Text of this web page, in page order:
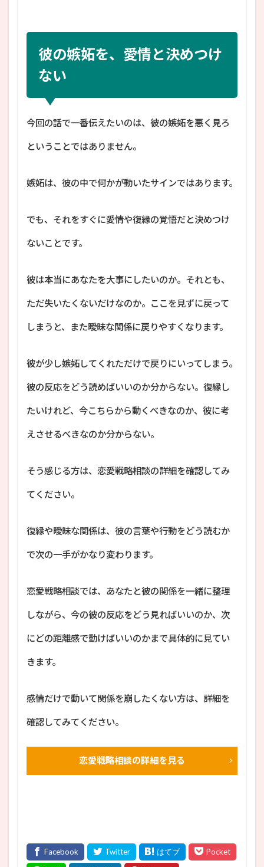
彼の嫉妬を、愛情と決めつけ
ない
今回の話で一番伝えたいのは、彼の嫉妬を悪く見ろ
ということではありません。
嫉妬は、彼の中で何かが動いたサインではあります。
でも、それをすぐに愛情や復縁の覚悟だと決めつけ
ないことです。
彼は本当にあなたを大事にしたいのか。それとも、
ただ失いたくないだけなのか。ここを見ずに戻って
しまうと、また曖昧な関係に戻りやすくなります。
彼が少し嫉妬してくれただけで戻りにいってしまう。
彼の反応をどう読めばいいのか分からない。復縁し
たいけれど、今こちらから動くべきなのか、彼に考
えさせるべきなのか分からない。
そう感じる方は、恋愛戦略相談の詳細を確認してみ
てください。
復縁や曖昧な関係は、彼の言葉や行動をどう読むか
で次の一手がかなり変わります。
恋愛戦略相談では、あなたと彼の関係を一緒に整理
しながら、今の彼の反応をどう見ればいいのか、次
にどの距離感で動けばいいのかまで具体的に見てい
きます。
感情だけで動いて関係を崩したくない方は、詳細を
確認してみてください。
恋愛戦略相談の詳細を見る